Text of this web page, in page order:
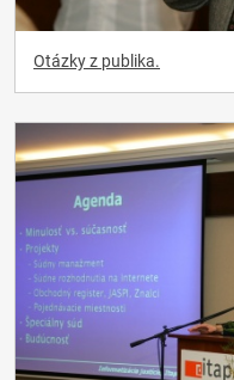
Otázky z publika.